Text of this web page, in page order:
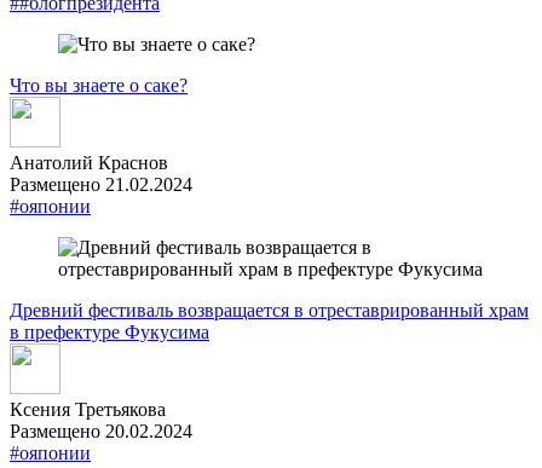
Что вы знаете о саке?
Анатолий Краснов
Размещено 21.02.2024
#ояпонии
Древний фестиваль возвращается в отреставрированный храм
в префектуре Фукусима
Ксения Третьякова
Размещено 20.02.2024
#ояпонии